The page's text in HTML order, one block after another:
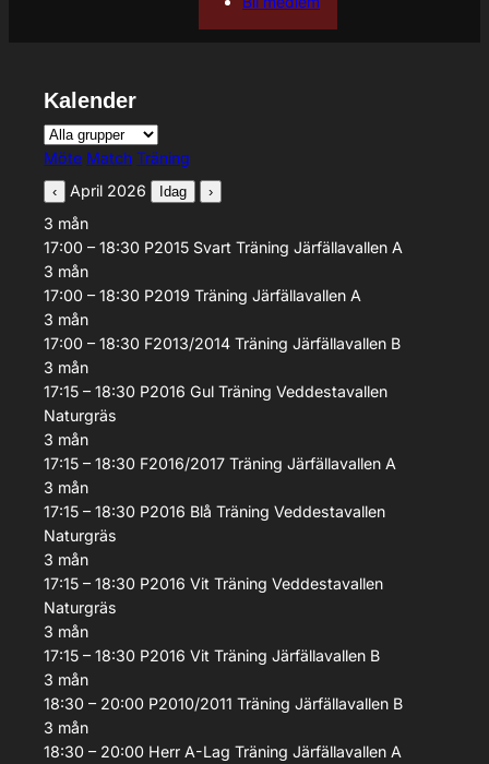
Kalender
Grupp
Aktivitetstyp
Möte Match Träning
‹ April 2026 Idag ›
3 mån
17:00 – 18:30 P2015 Svart Träning Järfällavallen A
3 mån
17:00 – 18:30 P2019 Träning Järfällavallen A
3 mån
17:00 – 18:30 F2013/2014 Träning Järfällavallen B
3 mån
17:15 – 18:30 P2016 Gul Träning Veddestavallen
Naturgräs
3 mån
17:15 – 18:30 F2016/2017 Träning Järfällavallen A
3 mån
17:15 – 18:30 P2016 Blå Träning Veddestavallen
Naturgräs
3 mån
17:15 – 18:30 P2016 Vit Träning Veddestavallen
Naturgräs
3 mån
17:15 – 18:30 P2016 Vit Träning Järfällavallen B
3 mån
18:30 – 20:00 P2010/2011 Träning Järfällavallen B
3 mån
18:30 – 20:00 Herr A-Lag Träning Järfällavallen A